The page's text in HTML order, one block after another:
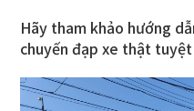
Hãy tham khảo hướng
chuyến đạp xe thật